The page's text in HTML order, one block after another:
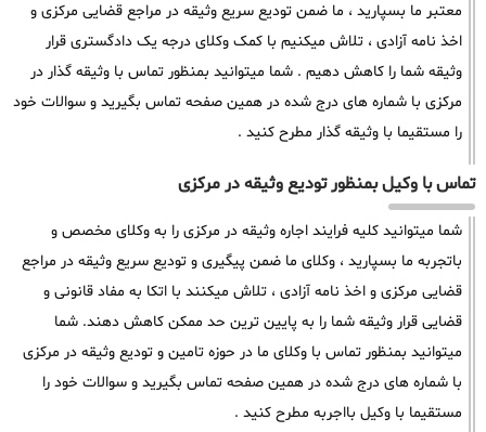
معتبر ما بسپارید ، ما ضمن تودیع سریع وثیقه در مراجع قضایی مرکزی و
اخذ نامه آزادی ، تلاش میکنیم با کمک وکلای درجه یک دادگستری قرار
وثیقه شما را کاهش دهیم . شما میتوانید بمنظور تماس با وثیقه گذار در
مرکزی با شماره های درج شده در همین صفحه تماس بگیرید و سوالات خود
را مستقیما با وثیقه گذار مطرح کنید .
تماس با وکیل بمنظور تودیع وثیقه در مرکزی
شما میتوانید کلیه فرایند اجاره وثیقه در مرکزی را به وکلای مخصص و
باتجربه ما بسپارید ، وکلای ما ضمن پیگیری و تودیع سریع وثیقه در مراجع
قضایی مرکزی و اخذ نامه آزادی ، تلاش میکنند با اتکا به مفاد قانونی و
قضایی قرار وثیقه شما را به پایین ترین حد ممکن کاهش دهند. شما
میتوانید بمنظور تماس با وکلای ما در حوزه تامین و تودیع وثیقه در مرکزی
با شماره های درج شده در همین صفحه تماس بگیرید و سوالات خود را
مستقیما با وکیل بااجربه مطرح کنید .